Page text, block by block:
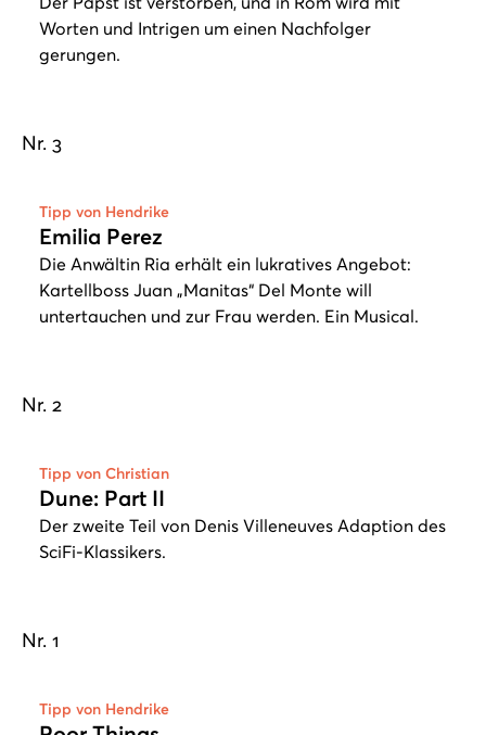
Worten und Intrigen um einen Nachfolger
gerungen.
Nr. 3
Tipp von Hendrike
Emilia Perez
Die Anwältin Ria erhält ein lukratives Angebot:
Kartellboss Juan „Manitas“ Del Monte will
untertauchen und zur Frau werden. Ein Musical.
Nr. 2
Tipp von Christian
Dune: Part II
Der zweite Teil von Denis Villeneuves Adaption des
SciFi-Klassikers.
Nr. 1
Tipp von Hendrike